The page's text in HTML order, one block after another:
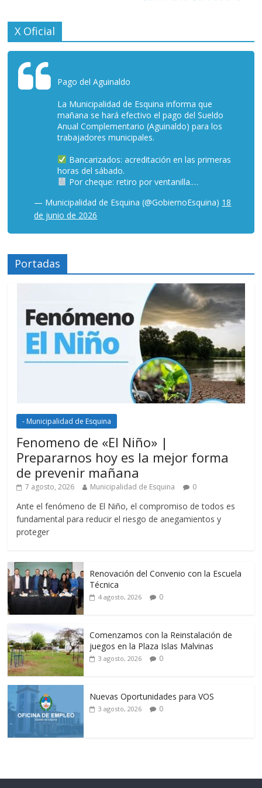
X Oficial
Pago del Aguinaldo
La Municipalidad de Esquina informa que
mañana se hará efectivo el pago del Sueldo
Anual Complementario (Aguinaldo) para los
trabajadores municipales.
Bancarizados: acreditación en las primeras
horas del sábado.
Por cheque: retiro por ventanilla.…
— Municipalidad de Esquina (@GobiernoEsquina) 18
de junio de 2026
Portadas
- Municipalidad de Esquina
Fenomeno de «El Niño» |
Prepararnos hoy es la mejor forma
de prevenir mañana
7 agosto, 2026 Municipalidad de Esquina 0
Ante el fenómeno de El Niño, el compromiso de todos es
fundamental para reducir el riesgo de anegamientos y
proteger
Renovación del Convenio con la Escuela
Técnica
4 agosto, 2026 0
Comenzamos con la Reinstalación de
juegos en la Plaza Islas Malvinas
3 agosto, 2026 0
Nuevas Oportunidades para VOS
3 agosto, 2026 0